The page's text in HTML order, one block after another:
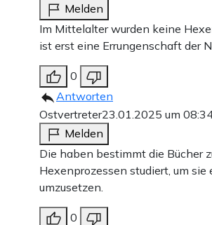
Melden
Im Mittelalter wurden keine
ist erst eine Errungenschaft der
0
Antworten
Ostvertreter23.01.2025 um
Melden
Die haben bestimmt die Bücher
Hexenprozessen studiert, um sie
umzusetzen.
0